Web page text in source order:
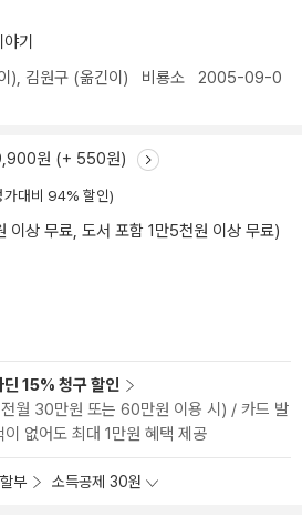
기
), 김원구 (옮긴이) 비룡소 2005-09-0
원 (+ 550원)
가대비 94% 할인)
이상 무료, 도서 포함 1만5천원 이상 무료)
딘 15% 청구 할인
월 30만원 또는 60만원 이용 시) / 카드 발
없어도 최대 1만원 혜택 제공
부 소득공제 30원